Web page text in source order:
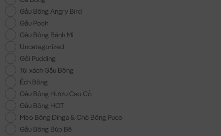
Gấu Bông Angry Bird
Gấu Pooh
Gấu Bông Bánh Mì
Uncategorized
Gối Pudding
Túi xách Gấu Bông
Ếch Bông
Gấu Bông Hươu Cao Cổ
Gấu Bông HOT
Mèo Bông Dinga & Chó Bông Puco
Gấu Bông Búp Bê